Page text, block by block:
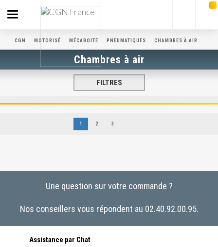
Toggle
navigation
CGN MOTORISÉ MÉCABOITE PNEUMATIQUES CHAMBRES À AIR
Chambres à air
FILTRES
1 2 3
Une question sur votre commande ?
Nos conseillers vous répondent au 02.40.92.00.95.
Assistance par Chat